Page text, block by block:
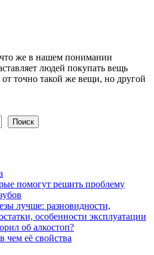
же в нашем понимании
людей покупать вещь
точно такой же вещи, но другой
Поиск
помогут решить проблему
лучше: разновидности,
особенности эксплуатации
об алкостоп?
чем её свойства